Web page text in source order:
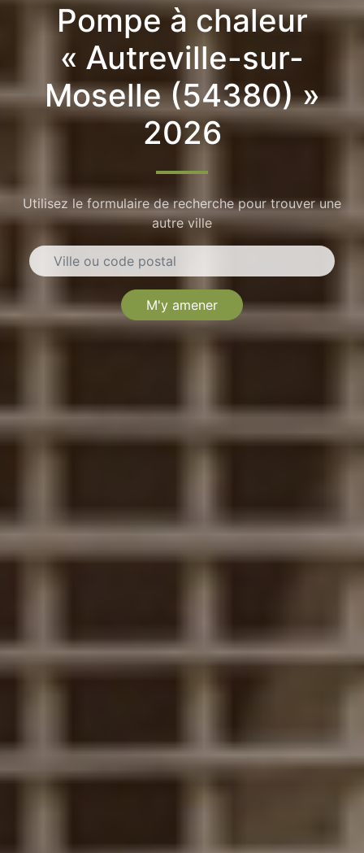
Pompe à chaleur
« Autreville-sur-
Moselle (54380) »
2026
Utilisez le formulaire de recherche pour trouver une
autre ville
M'y amener